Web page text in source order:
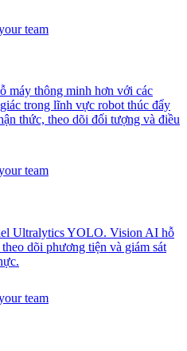
máy thông minh hơn với các
trong lĩnh vực robot thúc đẩy
thức, theo dõi đối tượng và điều
Ultralytics YOLO. Vision AI hỗ
dõi phương tiện và giám sát